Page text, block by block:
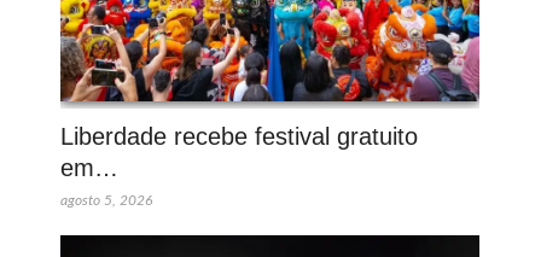
Liberdade recebe festival gratuito
em…
agosto 5, 2026